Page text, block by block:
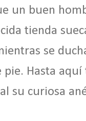
un buen
tienda
se
pie. Hasta
su curiosa